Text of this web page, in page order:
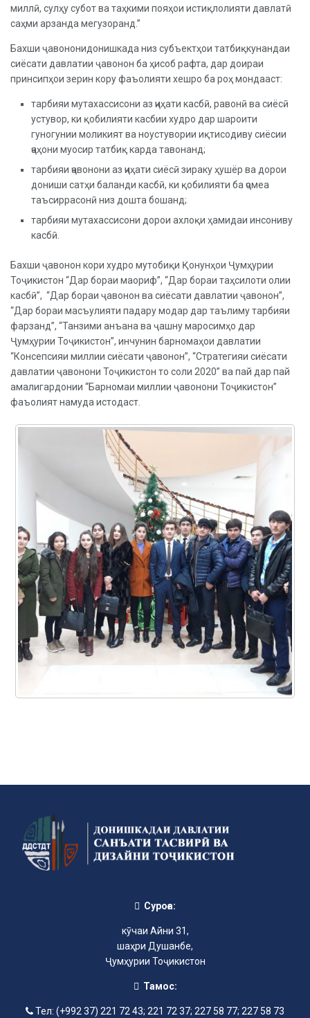
миллӣ, сулҳу субот ва таҳкими пояҳои истиқлолияти давлатӣ
саҳми арзанда мегузоранд.”
Бахши ҷавононидонишкада низ субъектҳои татбиқкунандаи
сиёсати давлатии ҷавонон ба ҳисоб рафта, дар доираи
принсипҳои зерин кору фаъолияти хешро ба роҳ мондааст:
тарбияи мутахассисони аз ҷиҳати касбӣ, равонӣ ва сиёсӣ
устувор, ки қобилияти касбии худро дар шароити
гуногунии моликият ва ноустувории иқтисодиву сиёсии
ҷаҳони муосир татбиқ карда тавонанд;
тарбияи ҷавонони аз ҷиҳати сиёсӣ зираку ҳушёр ва дорои
дониши сатҳи баланди касбӣ, ки қобилияти ба ҷомеа
таъсиррасонӣ низ дошта бошанд;
тарбияи мутахассисони дорои ахлоқи ҳамидаи инсониву
касбӣ.
Бахши ҷавонон кори худро мутобиқи Қонунҳои Ҷумҳурии
Тоҷикистон “Дар бораи маориф”, “Дар бораи таҳсилоти олии
касбӣ”, “Дар бораи ҷавонон ва сиёсати давлатии ҷавонон”,
“Дар бораи масъулияти падару модар дар таълиму тарбияи
фарзанд”, “Танзими анъана ва ҷашну маросимҳо дар
Ҷумҳурии Тоҷикистон”, инчунин барномаҳои давлатии
“Консепсияи миллии сиёсати ҷавонон”, “Стратегияи сиёсати
давлатии ҷавонони Тоҷикистон то соли 2020” ва пай дар пай
амалигардонии “Барномаи миллии ҷавонони Тоҷикистон”
фаъолият намуда истодаст.
Суроға:
кӯчаи Айни 31,
шаҳри Душанбе,
Ҷумҳурии Тоҷикистон
Тамос:
Тел: (+992 37) 221 72 43; 221 72 37; 227 58 77; 227 58 73